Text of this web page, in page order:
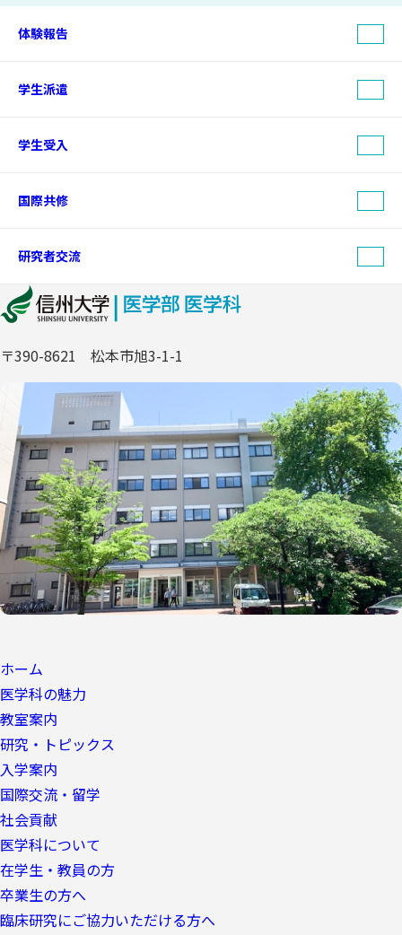
体験報告
学生派遣
学生受入
国際共修
研究者交流
〒390-8621 松本市旭3-1-1
ホーム
医学科の魅力
教室案内
研究・トピックス
入学案内
国際交流・留学
社会貢献
医学科について
在学生・教員の方
卒業生の方へ
臨床研究にご協力いただける方へ